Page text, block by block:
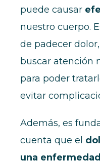
puede causar
nuestro cuerpo.
de padecer
buscar atención
para poder
evitar
Además, es
cuenta que el
una enfermedad